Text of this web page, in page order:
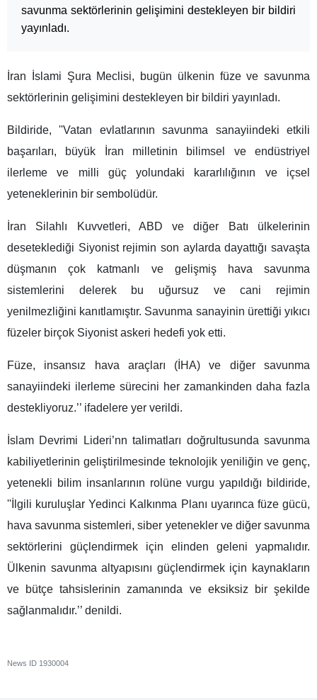
savunma sektörlerinin gelişimini destekleyen bir bildiri
yayınladı.
İran İslami Şura Meclisi, bugün ülkenin füze ve savunma
sektörlerinin gelişimini destekleyen bir bildiri yayınladı.
Bildiride, ''Vatan evlatlarının savunma sanayiindeki etkili
başarıları, büyük İran milletinin bilimsel ve endüstriyel
ilerleme ve milli güç yolundaki kararlılığının ve içsel
yeteneklerinin bir sembolüdür.
İran Silahlı Kuvvetleri, ABD ve diğer Batı ülkelerinin
deseteklediği Siyonist rejimin son aylarda dayattığı savaşta
düşmanın çok katmanlı ve gelişmiş hava savunma
sistemlerini delerek bu uğursuz ve cani rejimin
yenilmezliğini kanıtlamıştır. Savunma sanayinin ürettiği yıkıcı
füzeler birçok Siyonist askeri hedefi yok etti.
Füze, insansız hava araçları (İHA) ve diğer savunma
sanayiindeki ilerleme sürecini her zamankinden daha fazla
destekliyoruz.’’ ifadelere yer verildi.
İslam Devrimi Lideri’nn talimatları doğrultusunda savunma
kabiliyetlerinin geliştirilmesinde teknolojik yeniliğin ve genç,
yetenekli bilim insanlarının rolüne vurgu yapıldığı bildiride,
''İlgili kuruluşlar Yedinci Kalkınma Planı uyarınca füze gücü,
hava savunma sistemleri, siber yetenekler ve diğer savunma
sektörlerini güçlendirmek için elinden geleni yapmalıdır.
Ülkenin savunma altyapısını güçlendirmek için kaynakların
ve bütçe tahsislerinin zamanında ve eksiksiz bir şekilde
sağlanmalıdır.’’ denildi.
News ID 1930004